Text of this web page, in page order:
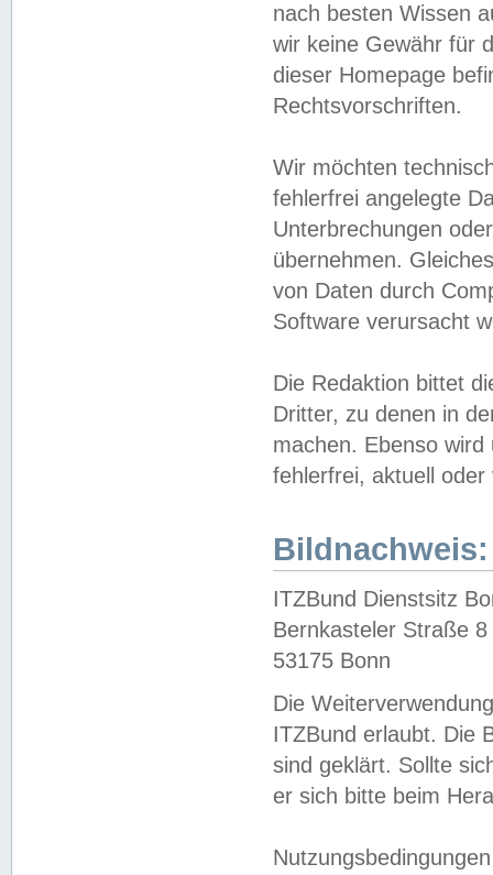
nach besten Wissen
wir keine Gewähr für
dieser Homepage
Rechtsvorschriften.
Wir möchten
fehlerfrei angelegte
Unterbrechungen
übernehmen.
von Daten durch
Software verursacht
Die Redaktion bittet
Dritter, zu denen in
machen. Ebenso
fehlerfrei, aktuell oder
Bildnachweis:
ITZBund Dienstsitz
Bernkasteler Straße 8
53175 Bonn
Die
ITZBund erlaubt. Die
sind geklärt. Sollte
er sich bitte beim